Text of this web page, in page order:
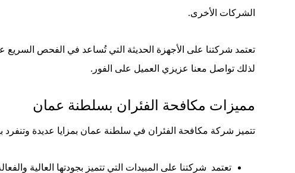
الشركات الأخرى.
تعتمد شركتنا على الأجهزة الحديثة التي تُساعد في الفحص السريع
لذلك تواصل معنا عزيزي العميل على الفور.
مميزات مكافحة الفئران بسلطنة عمان
تتميز شركة مكافحة الفئران في سلطنة عمان بمزايا عديدة وتنفرد
تعتمد شركتنا على المبيدات التي تتميز بجودتها العالية